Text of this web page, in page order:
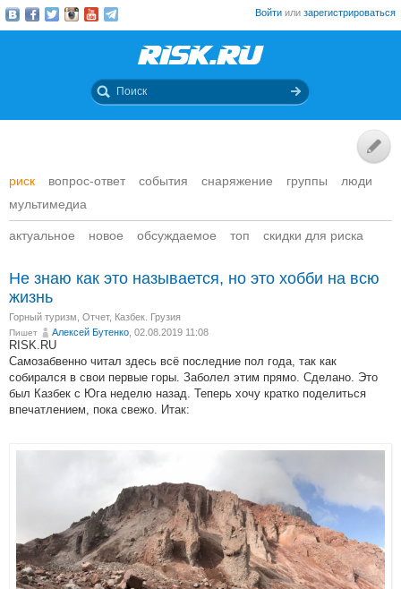
Войти или зарегистрироваться
риск вопрос-ответ события снаряжение группы
люди
мультимедиа
актуальное новое обсуждаемое топ скидки для риска
Не знаю как это называется, но это хобби на всю
жизнь
Горный туризм Отчет, Казбек. Грузия
Пишет Алексей Бутенко , 02.08.2019 11:08
RISK.RU
Самозабвенно читал здесь всё последние пол года, так как
собирался в свои первые горы. Заболел этим прямо. Сделано. Это
был Казбек с Юга неделю назад. Теперь хочу кратко поделиться
впечатлением, пока свежо. Итак: